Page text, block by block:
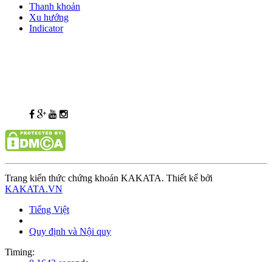
Thanh khoản
Xu hướng
Indicator
Trang kiến thức chứng khoán KAKATA. Thiết kế bởi
KAKATA.VN
Tiếng Việt
Quy định và Nội quy
Timing: